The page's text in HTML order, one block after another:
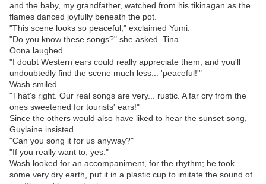
and the baby, my grandfather, watched from his tikinagan as the
flames danced joyfully beneath the pot.
"This scene looks so peaceful," exclaimed Yumi.
"Do you know these songs?" she asked. Tina.
Oona laughed.
"I doubt Western ears could really appreciate them, and you'll
undoubtedly find the scene much less... 'peaceful!'"
Wash smiled.
"That's right. Our real songs are very... rustic. A far cry from the
ones sweetened for tourists' ears!"
Since the others would also have liked to hear the sunset song,
Guylaine insisted.
"Can you song it for us anyway?"
"If you really want to, yes."
Wash looked for an accompaniment, for the rhythm; he took
some very dry earth, put it in a plastic cup to imitate the sound of